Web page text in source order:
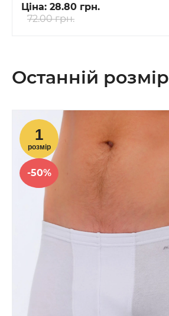
Ціна: 28.80 грн.
72.00 грн.
Останній розмір
-50%